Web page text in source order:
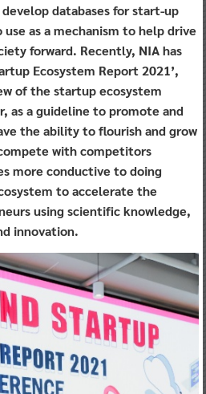
databases for start-up
as a mechanism to help drive
forward. Recently, NIA has
Ecosystem Report 2021’,
of the startup ecosystem
as a guideline to promote and
the ability to flourish and grow
with competitors
more conductive to doing
to accelerate the
using scientific knowledge,
innovation.